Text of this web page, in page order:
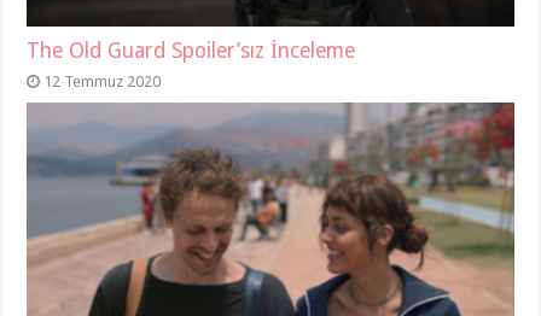
The Old Guard Spoiler’sız İnceleme
12 Temmuz 2020